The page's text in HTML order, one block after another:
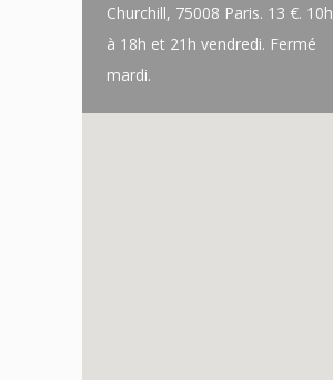
Churchill, 75008 Paris. 13 €. 10h
à 18h et 21h vendredi. Fermé
mardi.